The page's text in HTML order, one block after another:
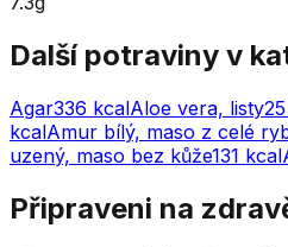
Další potraviny v
Agar336 kcalAloe vera, listy25
kcalAmur bílý, maso z celé
uzený, maso bez kůže131 kcal
Připraveni na